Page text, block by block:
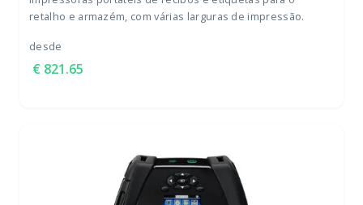
retalho e armazém, com várias larguras de impressão.
desde
821.65